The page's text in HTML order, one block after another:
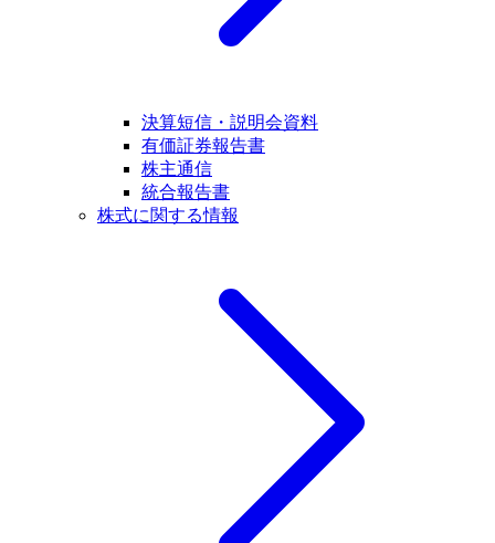
決算短信・説明会資料
有価証券報告書
株主通信
統合報告書
株式に関する情報